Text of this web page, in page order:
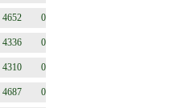
4652 0
4336 0
4310 0
4687 0